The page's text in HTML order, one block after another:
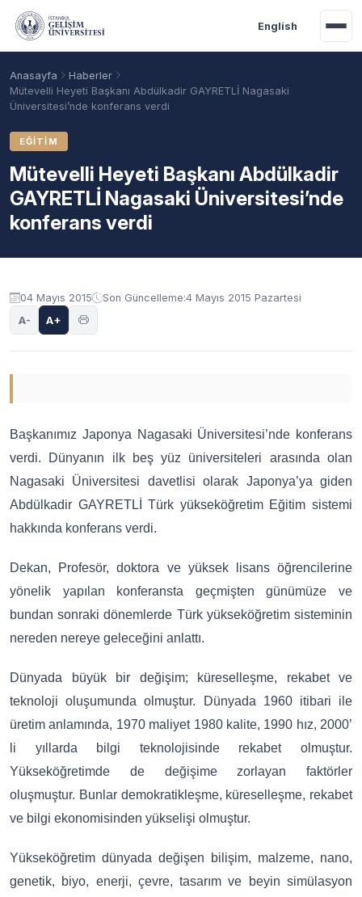
Ana içeriğe geç
English
Anasayfa
Haberler
Mütevelli Heyeti Başkanı Abdülkadir GAYRETLİ Nagasaki
Üniversitesi’nde konferans verdi
EĞITIM
Mütevelli Heyeti Başkanı Abdülkadir
GAYRETLİ Nagasaki Üniversitesi’nde
konferans verdi
04 Mayıs 2015 Son Güncelleme:4 Mayıs 2015 Pazartesi
A- A+
Başkanımız Japonya Nagasaki Üniversitesi’nde konferans
verdi. Dünyanın ilk beş yüz üniversiteleri arasında olan
Nagasaki Üniversitesi davetlisi olarak Japonya’ya giden
Abdülkadir GAYRETLİ Türk yükseköğretim Eğitim sistemi
hakkında konferans verdi.
Dekan, Profesör, doktora ve yüksek lisans öğrencilerine
yönelik yapılan konferansta geçmişten günümüze ve
bundan sonraki dönemlerde Türk yükseköğretim sisteminin
nereden nereye geleceğini anlattı.
Dünyada büyük bir değişim; küreselleşme, rekabet ve
teknoloji oluşumunda olmuştur. Dünyada 1960 itibari ile
üretim anlamında, 1970 maliyet 1980 kalite, 1990 hız, 2000’
li yıllarda bilgi teknolojisinde rekabet olmuştur.
Yükseköğretimde de değişime zorlayan faktörler
oluşmuştur. Bunlar demokratikleşme, küreselleşme, rekabet
ve bilgi ekonomisinden yükselişi olmuştur.
Yükseköğretim dünyada değişen bilişim, malzeme, nano,
genetik, biyo, enerji, çevre, tasarım ve beyin simülasyon